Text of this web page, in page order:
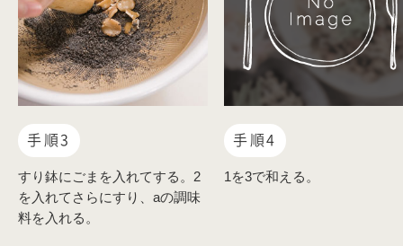
手順3
すり鉢にごまを入れてする。2
を入れてさらにすり、aの調味
料を入れる。
手順4
1を3で和える。